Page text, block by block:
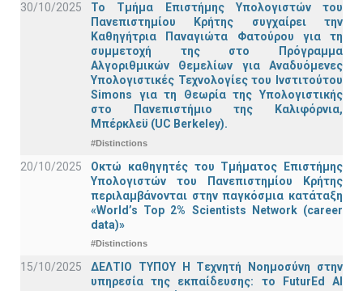
30/10/2025
Το Τμήμα Επιστήμης Υπολογιστών του
Πανεπιστημίου Κρήτης συγχαίρει την
Καθηγήτρια Παναγιώτα Φατούρου για τη
συμμετοχή της στο Πρόγραμμα
Αλγοριθμικών Θεμελίων για Αναδυόμενες
Υπολογιστικές Τεχνολογίες του Ινστιτούτου
Simons για τη Θεωρία της Υπολογιστικής
στο Πανεπιστήμιο της Καλιφόρνια,
Μπέρκλεϋ (UC Berkeley).
#Distinctions
20/10/2025
Οκτώ καθηγητές του Τμήματος Επιστήμης
Υπολογιστών του Πανεπιστημίου Κρήτης
περιλαμβάνονται στην παγκόσμια κατάταξη
«World’s Top 2% Scientists Network (career
data)»
#Distinctions
15/10/2025
ΔΕΛΤΙΟ ΤΥΠΟΥ H Tεχνητή Νοημοσύνη στην
υπηρεσία της εκπαίδευσης: το FuturEd AI